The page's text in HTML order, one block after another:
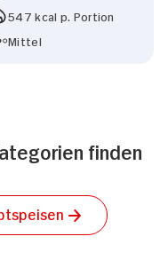
547 kcal p. Portion
Mittel
finden